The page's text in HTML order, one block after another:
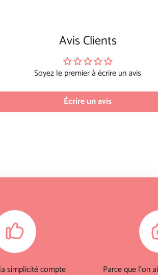
Avis Clients
Soyez le premier à écrire un avis
Écrire un avis
simplicité compte
Parce que l'on